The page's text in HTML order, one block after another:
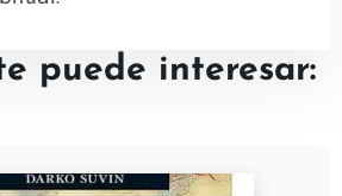
puede interesar: